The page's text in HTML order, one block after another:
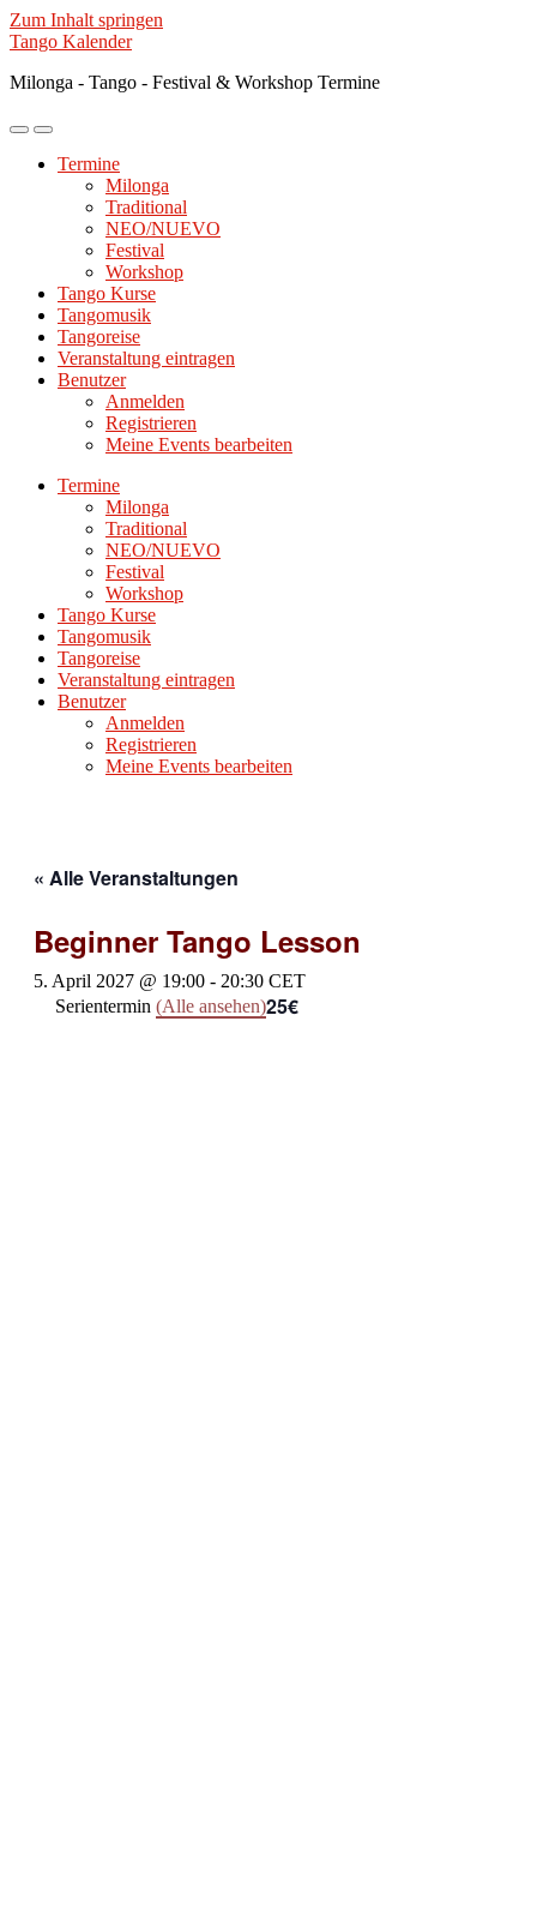
Zum Inhalt springen
Tango Kalender
Milonga - Tango - Festival & Workshop Termine
Mobile-
ein-/ausblenden
Suchfeld
ein-/ausblenden
Termine
Milonga
Traditional
NEO/NUEVO
Festival
Workshop
Tango Kurse
Tangomusik
Tangoreise
Veranstaltung eintragen
Benutzer
Anmelden
Registrieren
Meine Events bearbeiten
Termine
Milonga
Traditional
NEO/NUEVO
Festival
Workshop
Tango Kurse
Tangomusik
Tangoreise
Veranstaltung eintragen
Benutzer
Anmelden
Registrieren
Meine Events bearbeiten
« Alle Veranstaltungen
Beginner Tango Lesson
5. April 2027 @ 19:00 - 20:30 CET
Serientermin (Alle ansehen)25€